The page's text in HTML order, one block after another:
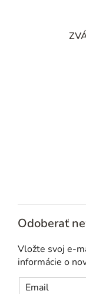
Odoberať
Vložte svoj e-
informácie o
Email